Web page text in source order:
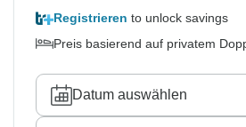
Registrieren to unlock savings
Preis basierend auf privatem
Datum auswählen